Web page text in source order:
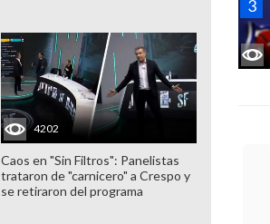
4202
Caos en "Sin Filtros": Panelistas
trataron de "carnicero" a Crespo y
se retiraron del programa